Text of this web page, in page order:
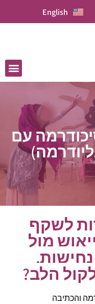
English
עם
לשקף
מול
הלב?
והכתיבה